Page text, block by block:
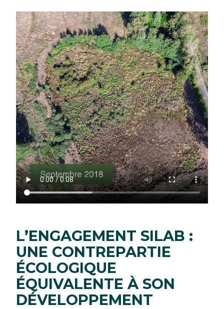
L’ENGAGEMENT SILAB :
UNE CONTREPARTIE
ÉCOLOGIQUE
ÉQUIVALENTE À SON
DÉVELOPPEMENT